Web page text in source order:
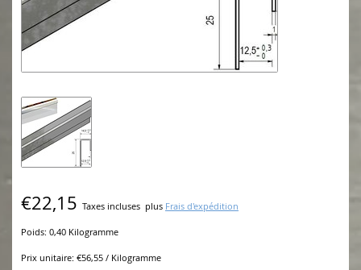
€22,15 Taxes incluses plus Frais d'expédition
Poids: 0,40 Kilogramme
Prix unitaire: €56,55 / Kilogramme